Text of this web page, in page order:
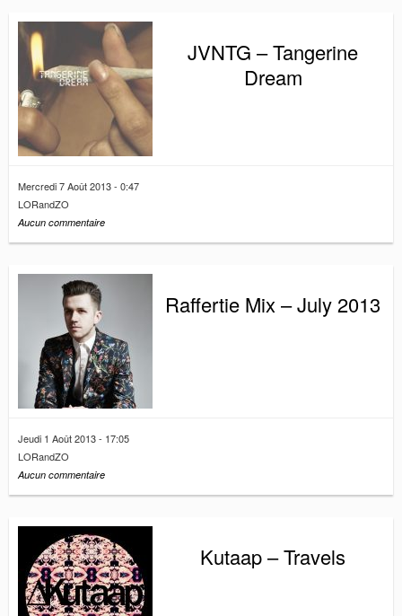
JVNTG – Tangerine
Dream
Mercredi 7 Août 2013 - 0:47
LORandZO
Aucun commentaire
Raffertie Mix – July 2013
Jeudi 1 Août 2013 - 17:05
LORandZO
Aucun commentaire
Kutaap – Travels